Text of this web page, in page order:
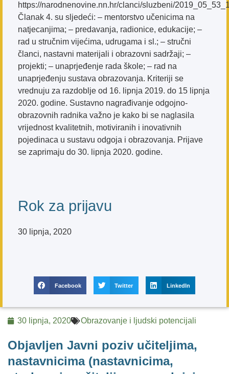
https://narodnenovine.nn.hr/clanci/sluzbeni/
Članak 4. su sljedeći: – mentorstvo učenicima na
natjecanjima; – predavanja, radionice, edukacije; –
rad u stručnim vijećima, udrugama i sl.; – stručni
članci, nastavni materijali i obrazovni sadržaji; –
projekti; – unaprjeđenje rada škole; – rad na
unaprjeđenju sustava obrazovanja. Kriteriji se
vrednuju za razdoblje od 16. lipnja 2019. do 15 lipnja
2020. godine. Sustavno nagrađivanje odgojno-
obrazovnih radnika važno je kako bi se naglasila
vrijednost kvalitetnih, motiviranih i inovativnih
pojedinaca u sustavu odgoja i obrazovanja. Prijave
se zaprimaju do 30. lipnja 2020. godine.
Rok za prijavu
30 lipnja, 2020
Facebook Twitter LinkedIn
30 lipnja, 2020 Obrazovanje i ljudski potencijali
Objavljen Javni poziv učiteljima,
nastavnicima (nastavnicima,